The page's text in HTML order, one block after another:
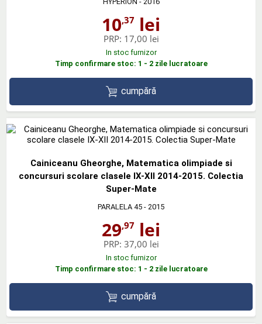
10,37 lei
PRP: 17,00 lei
In stoc furnizor
Timp confirmare stoc: 1 - 2 zile lucratoare
cumpără
Cainiceanu Gheorghe, Matematica olimpiade si
concursuri scolare clasele IX-XII 2014-2015. Colectia
Super-Mate
PARALELA 45 - 2015
29,97 lei
PRP: 37,00 lei
In stoc furnizor
Timp confirmare stoc: 1 - 2 zile lucratoare
cumpără